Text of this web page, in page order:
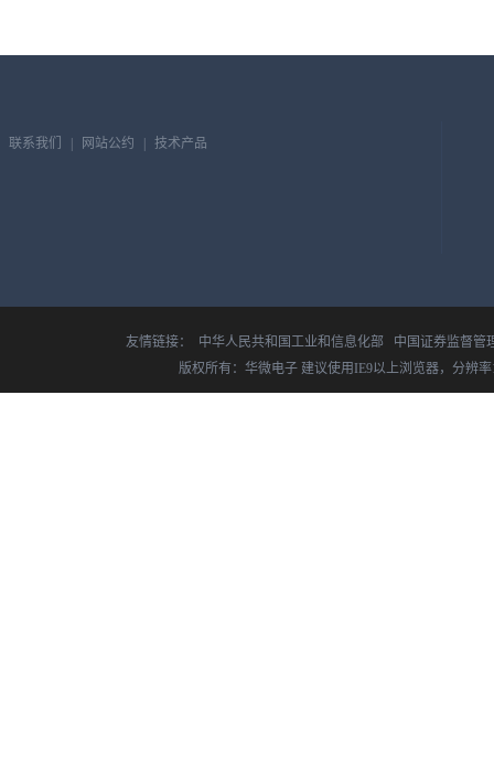
联系我们 网站公约 技术产品
友情链接： 中华人民共和国工业和信息化部
中国证券监督管
版权所有：华微电子 建议使用IE9以上浏览器，分辨